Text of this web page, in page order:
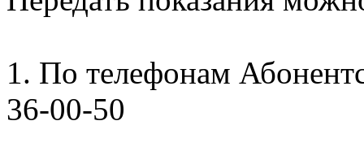
1. По телефонам
36-00-50